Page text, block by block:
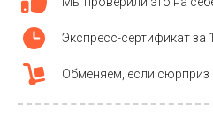
Экспресс-сертификат за
Обменяем, если сюрприз